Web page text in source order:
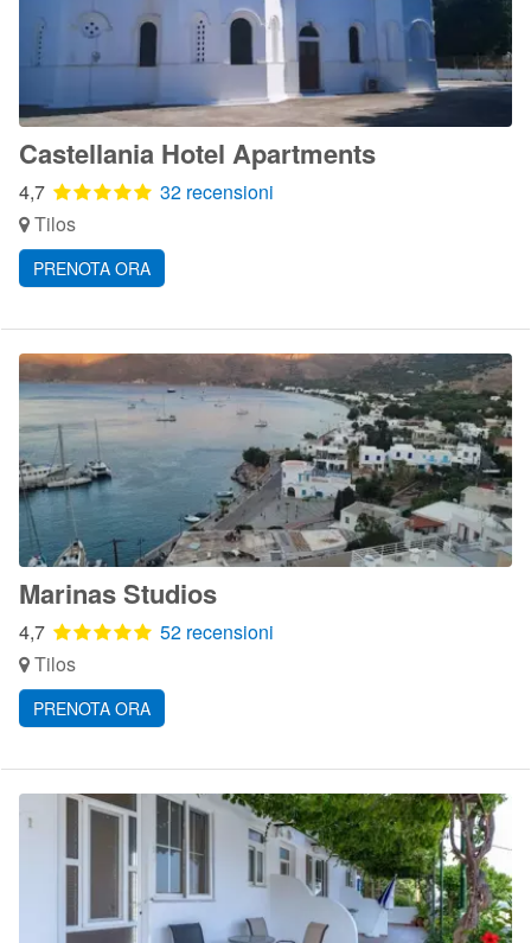
Castellania Hotel Apartments
4,7
32 recensioni
Tilos
PRENOTA ORA
Marinas Studios
4,7
52 recensioni
Tilos
PRENOTA ORA